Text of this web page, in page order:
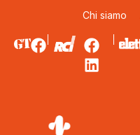
Chi siamo